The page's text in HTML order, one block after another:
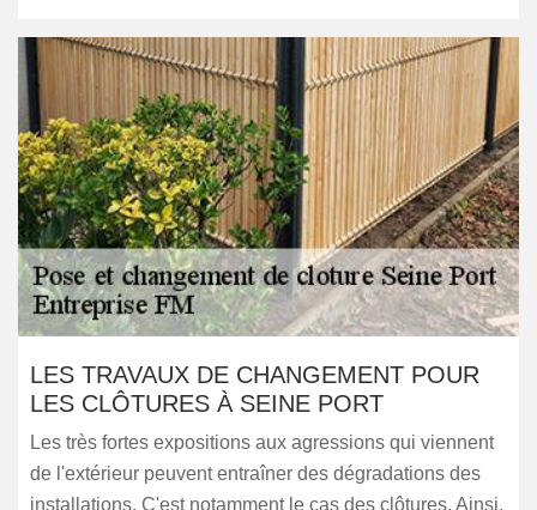
LES TRAVAUX DE CHANGEMENT POUR
LES CLÔTURES À SEINE PORT
Les très fortes expositions aux agressions qui viennent
de l'extérieur peuvent entraîner des dégradations des
installations. C'est notamment le cas des clôtures. Ainsi,